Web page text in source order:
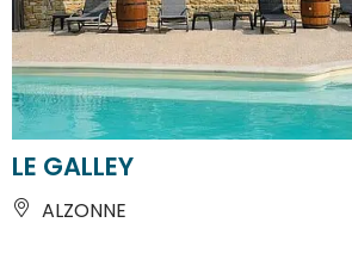
LE GALLEY
ALZONNE